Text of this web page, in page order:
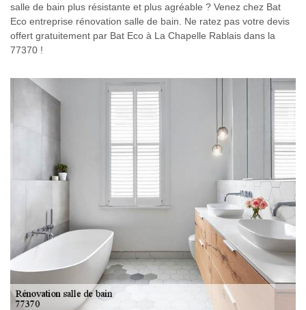
salle de bain plus résistante et plus agréable ? Venez chez Bat
Eco entreprise rénovation salle de bain. Ne ratez pas votre devis
offert gratuitement par Bat Eco à La Chapelle Rablais dans la
77370 !